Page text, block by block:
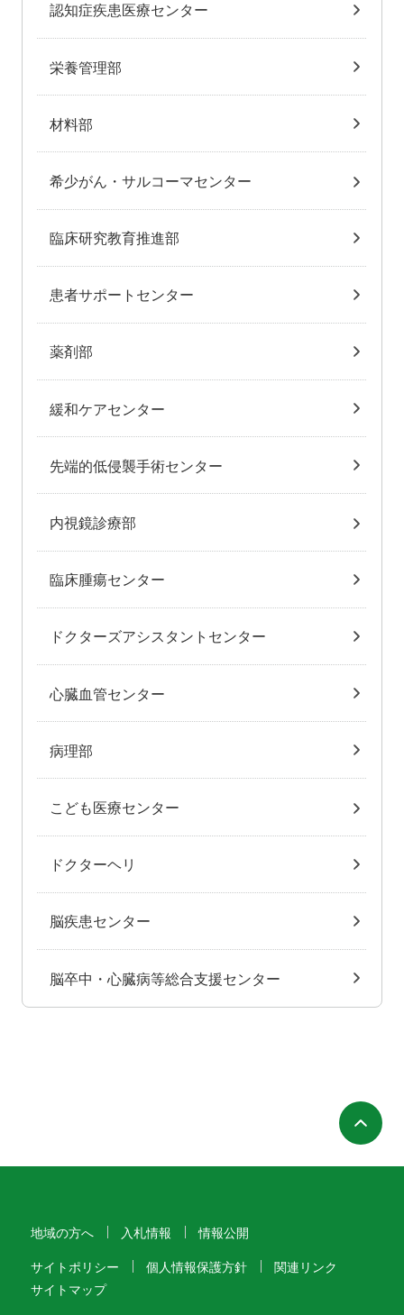
認知症疾患医療センター
栄養管理部
材料部
希少がん・サルコーマセンター
臨床研究教育推進部
患者サポートセンター
薬剤部
緩和ケアセンター
先端的低侵襲手術センター
内視鏡診療部
臨床腫瘍センター
ドクターズアシスタントセンター
心臓血管センター
病理部
こども医療センター
ドクターヘリ
脳疾患センター
脳卒中・心臓病等総合支援センター
地域の方へ 入札情報 情報公開
サイトポリシー 個人情報保護方針
関連リンク
サイトマップ